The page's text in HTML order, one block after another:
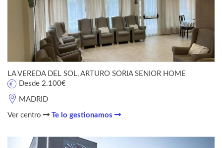
LA VEREDA DEL SOL, ARTURO SORIA SENIOR HOME
MADRID
Desde 2.100€
Ver centro Te lo gestionamos